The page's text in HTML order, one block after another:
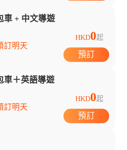
車 + 中文導遊
訂明天
HKD0起
預訂
車＋英語導遊
訂明天
HKD0起
預訂